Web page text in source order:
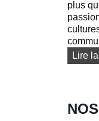
plus
Lire